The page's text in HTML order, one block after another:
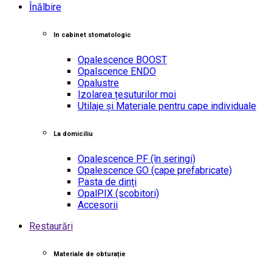
Înălbire
In cabinet stomatologic
Opalescence BOOST
Opalscence ENDO
Opalustre
Izolarea țesuturilor moi
Utilaje și Materiale pentru cape individuale
La domiciliu
Opalescence PF (în seringi)
Opalescence GO (cape prefabricate)
Pasta de dinți
OpalPIX (scobitori)
Accesorii
Restaurări
Materiale de obturație